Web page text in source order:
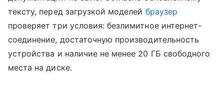
тексту, перед загрузкой моделей браузер
проверяет три условия: безлимитное интернет-
соединение, достаточную производительность
устройства и наличие не менее 20 ГБ свободного
места на диске.